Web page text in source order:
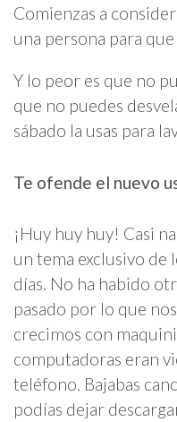
Comienzas a
una persona para
Y lo peor es que no
que no puedes
sábado la usas para
Te ofende el nuevo
¡Huy huy huy! Casi
un tema exclusivo de
días. No ha habido
pasado por lo que
crecimos con
computadoras eran
teléfono. Bajabas
podías dejar